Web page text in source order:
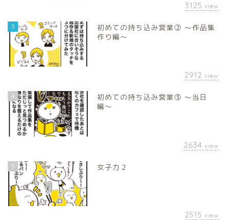
3125 view
3
初めての持ち込み営業② 〜作品集
作り編〜
2912 view
4
初めての持ち込み営業③ 〜当日
編〜
2634 view
5 女子力２
2515 view